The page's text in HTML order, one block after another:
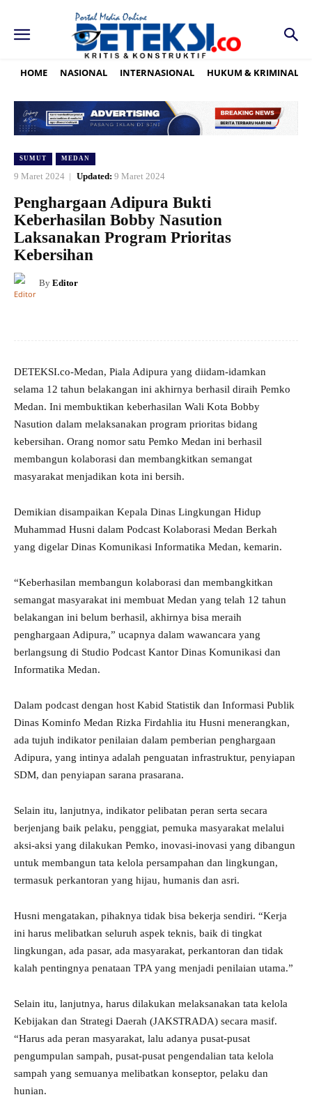
HOME NASIONAL INTERNASIONAL HUKUM & KRIMINAL
SUMUT MEDAN
9 Maret 2024 Updated: 9 Maret 2024
Penghargaan Adipura Bukti
Keberhasilan Bobby Nasution
Laksanakan Program Prioritas
Kebersihan
By Editor
DETEKSI.co-Medan, Piala Adipura yang diidam-idamkan
selama 12 tahun belakangan ini akhirnya berhasil diraih Pemko
Medan. Ini membuktikan keberhasilan Wali Kota Bobby
Nasution dalam melaksanakan program prioritas bidang
kebersihan. Orang nomor satu Pemko Medan ini berhasil
membangun kolaborasi dan membangkitkan semangat
masyarakat menjadikan kota ini bersih.
Demikian disampaikan Kepala Dinas Lingkungan Hidup
Muhammad Husni dalam Podcast Kolaborasi Medan Berkah
yang digelar Dinas Komunikasi Informatika Medan, kemarin.
“Keberhasilan membangun kolaborasi dan membangkitkan
semangat masyarakat ini membuat Medan yang telah 12 tahun
belakangan ini belum berhasil, akhirnya bisa meraih
penghargaan Adipura,” ucapnya dalam wawancara yang
berlangsung di Studio Podcast Kantor Dinas Komunikasi dan
Informatika Medan.
Dalam podcast dengan host Kabid Statistik dan Informasi Publik
Dinas Kominfo Medan Rizka Firdahlia itu Husni menerangkan,
ada tujuh indikator penilaian dalam pemberian penghargaan
Adipura, yang intinya adalah penguatan infrastruktur, penyiapan
SDM, dan penyiapan sarana prasarana.
Selain itu, lanjutnya, indikator pelibatan peran serta secara
berjenjang baik pelaku, penggiat, pemuka masyarakat melalui
aksi-aksi yang dilakukan Pemko, inovasi-inovasi yang dibangun
untuk membangun tata kelola persampahan dan lingkungan,
termasuk perkantoran yang hijau, humanis dan asri.
Husni mengatakan, pihaknya tidak bisa bekerja sendiri. “Kerja
ini harus melibatkan seluruh aspek teknis, baik di tingkat
lingkungan, ada pasar, ada masyarakat, perkantoran dan tidak
kalah pentingnya penataan TPA yang menjadi penilaian utama.”
Selain itu, lanjutnya, harus dilakukan melaksanakan tata kelola
Kebijakan dan Strategi Daerah (JAKSTRADA) secara masif.
“Harus ada peran masyarakat, lalu adanya pusat-pusat
pengumpulan sampah, pusat-pusat pengendalian tata kelola
sampah yang semuanya melibatkan konseptor, pelaku dan
hunian.